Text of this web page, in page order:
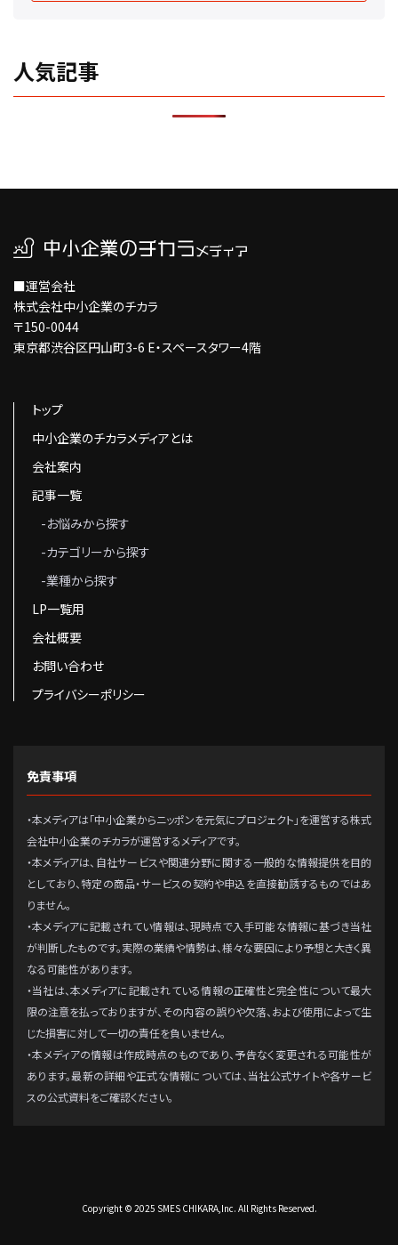
人気記事
■運営会社
株式会社中小企業のチカラ
〒150-0044
東京都渋谷区円山町3-6 E・スペースタワー4階
トップ
中小企業のチカラメディアとは
会社案内
記事一覧
-お悩みから探す
-カテゴリーから探す
-業種から探す
LP一覧用
会社概要
お問い合わせ
プライバシーポリシー
免責事項
・本メディアは「中小企業からニッポンを元気にプロジェクト」を運営する株式
会社中小企業のチカラが運営するメディアです。
・本メディアは、自社サービスや関連分野に関する一般的な情報提供を目的
としており、特定の商品・サービスの契約や申込を直接勧誘するものではあ
りません。
・本メディアに記載されてい情報は、現時点で入手可能な情報に基づき当社
が判断したものです。実際の業績や情勢は、様々な要因により予想と大きく異
なる可能性があります。
・当社は、本メディアに記載されている情報の正確性と完全性について最大
限の注意を払っておりますが、その内容の誤りや欠落、および使用によって生
じた損害に対して一切の責任を負いません。
・本メディアの情報は作成時点のものであり、予告なく変更される可能性が
あります。最新の詳細や正式な情報については、当社公式サイトや各サービ
スの公式資料をご確認ください。
Copyright © 2025 SMES CHIKARA,Inc. All Rights Reserved.